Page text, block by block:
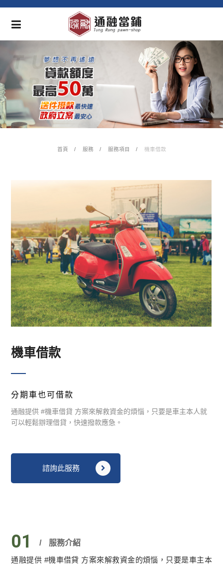
首頁 服務 服務項目 機車借款
機車借款
分期車也可借款
通融提供 #機車借貸 方案來解救資金的煩惱，只要是車主本人就
可以輕鬆辦理借貸，快速撥款應急。
諮詢此服務
01
服務介紹
通融提供 #機車借貸 方案來解救資金的煩惱，只要是車主本